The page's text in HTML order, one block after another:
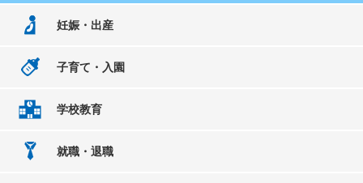
妊娠・出産
子育て・入園
学校教育
就職・退職